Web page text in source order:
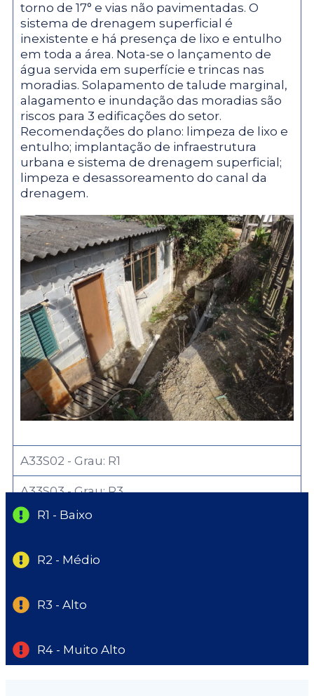
torno de 17° e vias não pavimentadas. O
sistema de drenagem superficial é
inexistente e há presença de lixo e entulho
em toda a área. Nota-se o lançamento de
água servida em superfície e trincas nas
moradias. Solapamento de talude marginal,
alagamento e inundação das moradias são
riscos para 3 edificações do setor.
Recomendações do plano: limpeza de lixo e
entulho; implantação de infraestrutura
urbana e sistema de drenagem superficial;
limpeza e desassoreamento do canal da
drenagem.
A33S02 - Grau: R1
A33S03 - Grau: R3
R1 - Baixo
R2 - Médio
R3 - Alto
R4 - Muito Alto